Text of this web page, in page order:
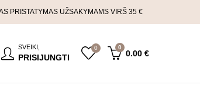
PRISTATYMAS UŽSAKYMAMS VIRŠ 35 €
SVEIKI,
PRISIJUNGTI
0 0
0.00 €